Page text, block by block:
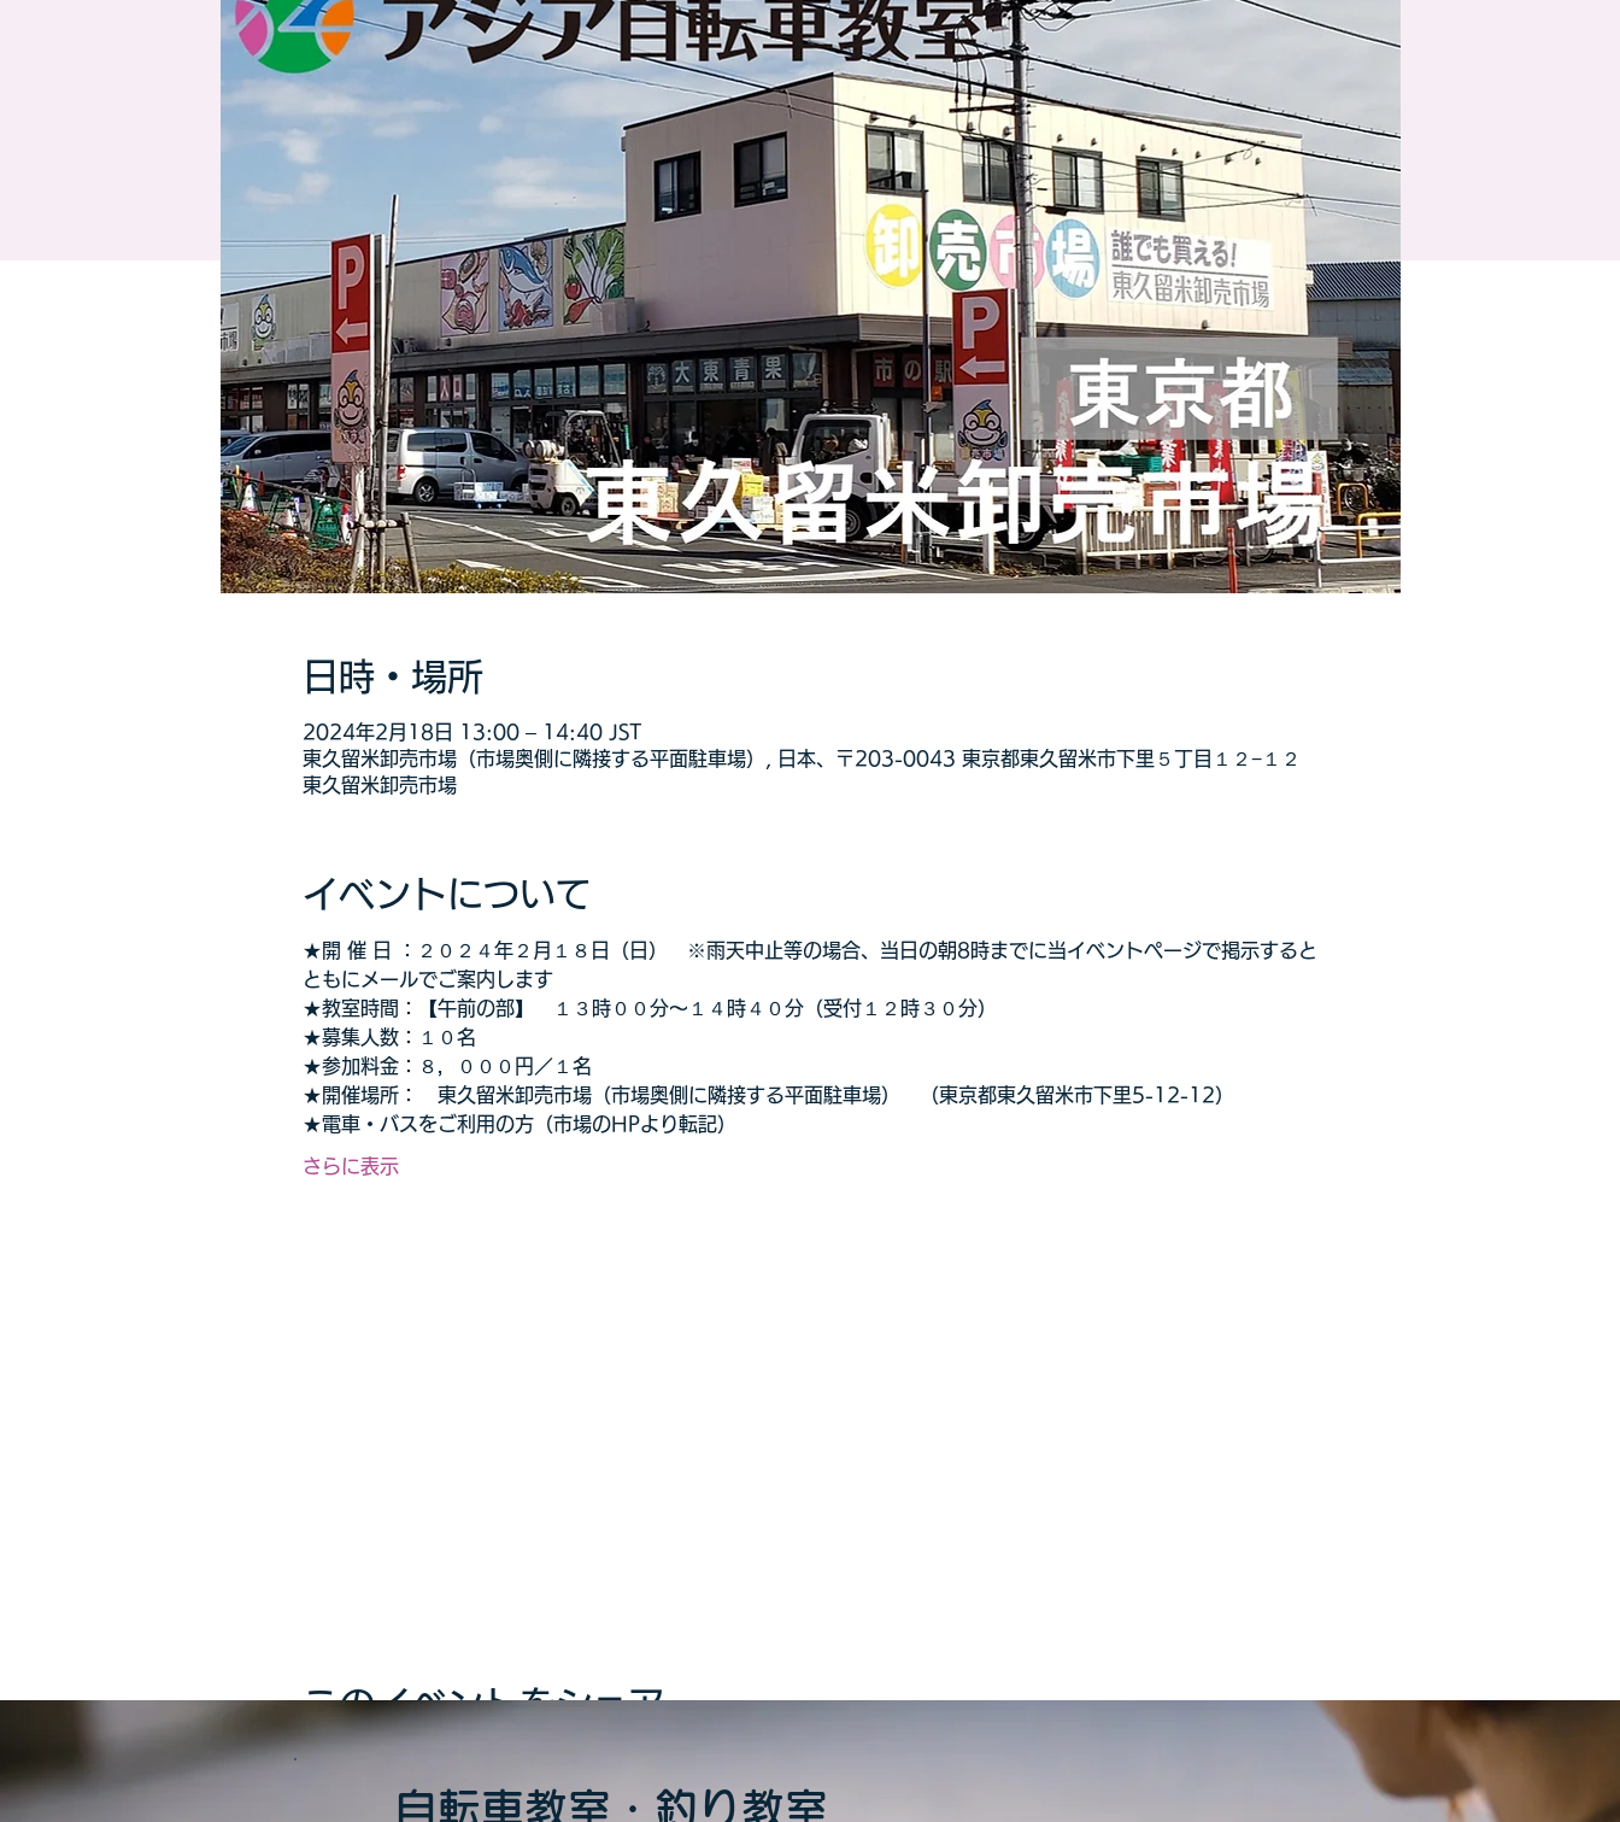
日時・場所
2024年2月18日 13:00 – 14:40 JST
東久留米卸売市場（市場奥側に隣接する平面駐車場）, 日本、〒203-0043 東京都東久留米市下里５丁目１２−１２
東久留米卸売市場
イベントについて
★開 催 日 ：２０２４年２月１８日（日）　※雨天中止等の場合、当日の朝8時までに当イベントページで掲示すると
ともにメールでご案内します
★教室時間：【午前の部】　１３時００分～１４時４０分（受付１２時３０分）
★募集人数：１０名
★参加料金：８，０００円／１名
★開催場所：　東久留米卸売市場（市場奥側に隣接する平面駐車場）　（東京都東久留米市下里5-12-12）
★電車・バスをご利用の方（市場のHPより転記）
さらに表示
このイベントをシェア
自転車教室・釣り教室